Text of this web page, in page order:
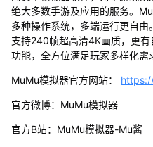
绝大多数手游及应用的服务。
多种操作系统，多端运行更自由
支持240帧超高清4K画质，更
功能，全方位满足玩家多样化需
MuMu模拟器官方网站：
官方微博：MuMu模拟器
官方B站：MuMu模拟器-Mu酱